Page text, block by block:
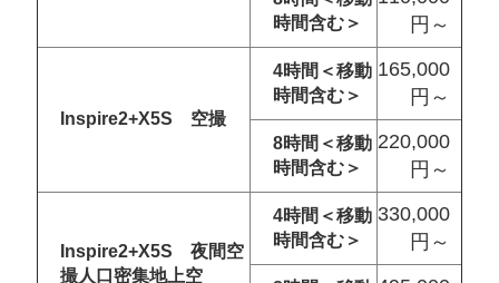
時間含む＞
円～
Inspire2+X5S 空撮
4時間＜移動
時間含む＞
165,000
円～
8時間＜移動
時間含む＞
220,000
円～
Inspire2+X5S 夜間空
撮人口密集地上空
4時間＜移動
時間含む＞
330,000
円～